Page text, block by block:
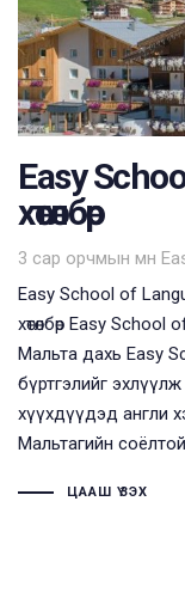
Easy
хөтөлбөр
3 сар орчмын өмнө
Tags
Easy School of
хөтөлбөр Easy School
Мальта дахь Easy
бүртгэлийг эхлүүлж
хүүхдүүдэд англи
Мальтагийн
ЦААШ ҮЗЭХ